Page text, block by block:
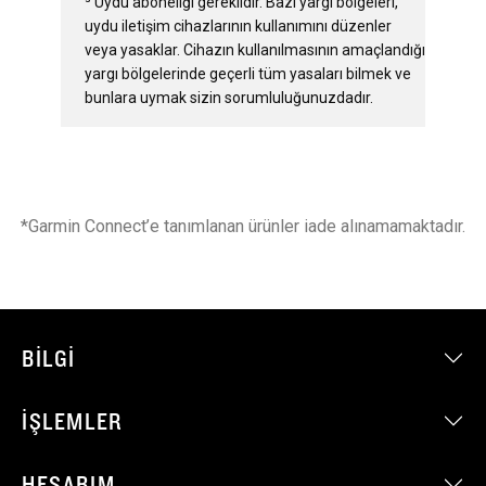
uydu iletişim cihazlarının kullanımını düzenler
veya yasaklar. Cihazın kullanılmasının amaçlandığı
yargı bölgelerinde geçerli tüm yasaları bilmek ve
bunlara uymak sizin sorumluluğunuzdadır.
*Garmin Connect’e tanımlanan ürünler iade alınamamaktadır.
BILGI
İŞLEMLER